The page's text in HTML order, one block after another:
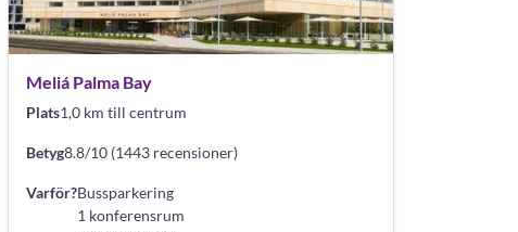
Meliá Palma Bay
Plats1,0 km till centrum
Betyg8.8/10 (1443 recensioner)
Varför?Bussparkering
1 konferensrum